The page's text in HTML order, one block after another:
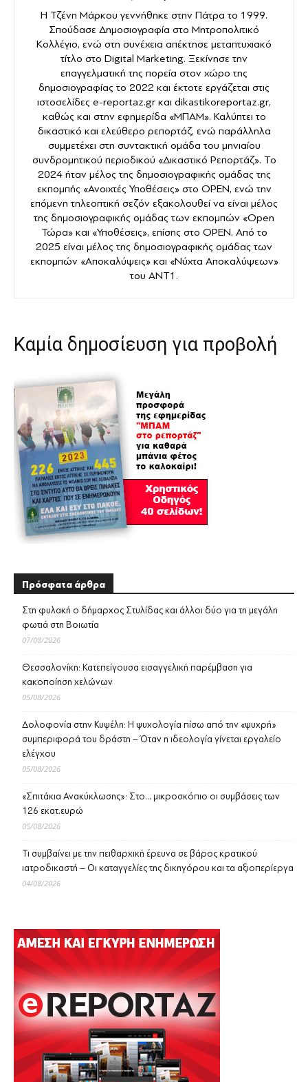
Η Τζένη Μάρκου γεννήθηκε στην Πάτρα το 1999.
Σπούδασε Δημοσιογραφία στο Μητροπολιτικό
Κολλέγιο, ενώ στη συνέχεια απέκτησε μεταπτυχιακό
τίτλο στο Digital Marketing. Ξεκίνησε την
επαγγελματική της πορεία στον χώρο της
δημοσιογραφίας το 2022 και έκτοτε εργάζεται στις
ιστοσελίδες e-reportaz.gr και dikastikoreportaz.gr,
καθώς και στην εφημερίδα «ΜΠΑΜ». Καλύπτει το
δικαστικό και ελεύθερο ρεπορτάζ, ενώ παράλληλα
συμμετέχει στη συντακτική ομάδα του μηνιαίου
συνδρομητικού περιοδικού «Δικαστικό Ρεπορτάζ». Το
2024 ήταν μέλος της δημοσιογραφικής ομάδας της
εκπομπής «Ανοιχτές Υποθέσεις» στο OPEN, ενώ την
επόμενη τηλεοπτική σεζόν εξακολουθεί να είναι μέλος
της δημοσιογραφικής ομάδας των εκπομπών «Open
Τώρα» και «Υποθέσεις», επίσης στο OPEN. Από το
2025 είναι μέλος της δημοσιογραφικής ομάδας των
εκπομπών «Αποκαλύψεις» και «Νύχτα Αποκαλύψεων»
του ANT1.
Καμία δημοσίευση για προβολή
Πρόσφατα άρθρα
Στη φυλακή ο δήμαρχος Στυλίδας και άλλοι δύο για τη μεγάλη
φωτιά στη Βοιωτία
07/08/2026
Θεσσαλονίκη: Κατεπείγουσα εισαγγελική παρέμβαση για
κακοποίηση χελώνων
05/08/2026
Δολοφονία στην Κυψέλη: Η ψυχολογία πίσω από την «ψυχρή»
συμπεριφορά του δράστη – Όταν η ιδεολογία γίνεται εργαλείο
ελέγχου
05/08/2026
«Σπιτάκια Ανακύκλωσης»: Στο… μικροσκόπιο οι συμβάσεις των
126 εκατ.ευρώ
05/08/2026
Τι συμβαίνει με την πειθαρχική έρευνα σε βάρος κρατικού
ιατροδικαστή – Οι καταγγελίες της δικηγόρου και τα αξιοπερίεργα
04/08/2026